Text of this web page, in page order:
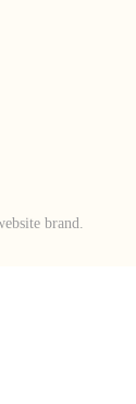
brand.